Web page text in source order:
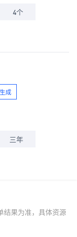
4个
成
三年
结果为准，具体资源